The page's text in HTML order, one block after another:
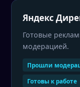
Яндекс
Готовые
модерацией.
Прошли
Готовы к работе